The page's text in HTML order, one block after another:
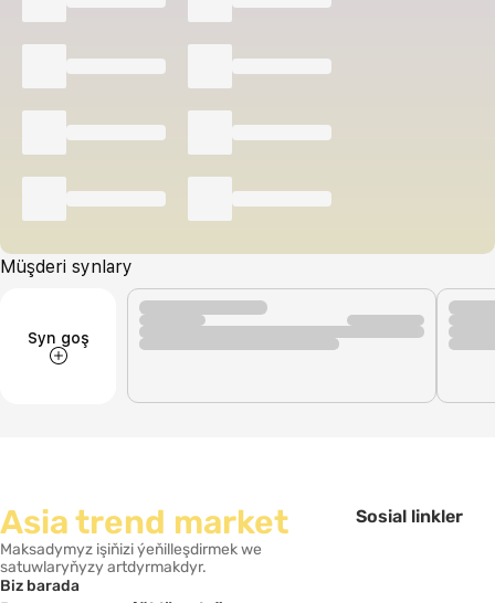
Müşderi synlary
Syn goş
Asia trend market
Maksadymyz işiňizi ýeňilleşdirmek we
satuwlaryňyzy artdyrmakdyr.
Biz barada
Sosial linkler